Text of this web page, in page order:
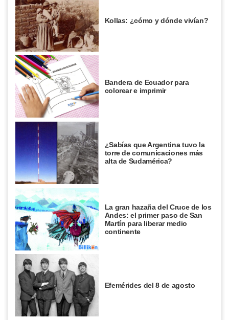
Kollas: ¿cómo y dónde vivían?
Bandera de Ecuador para
colorear e imprimir
¿Sabías que Argentina tuvo la
torre de comunicaciones más
alta de Sudamérica?
La gran hazaña del Cruce de los
Andes: el primer paso de San
Martín para liberar medio
continente
Efemérides del 8 de agosto